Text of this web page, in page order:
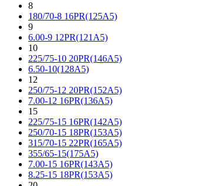
8
180/70-8 16PR(125A5)
9
6.00-9 12PR(121A5)
10
225/75-10 20PR(146A5)
6.50-10(128A5)
12
250/75-12 20PR(152A5)
7.00-12 16PR(136A5)
15
225/75-15 16PR(142A5)
250/70-15 18PR(153A5)
315/70-15 22PR(165A5)
355/65-15(175A5)
7.00-15 16PR(143A5)
8.25-15 18PR(153A5)